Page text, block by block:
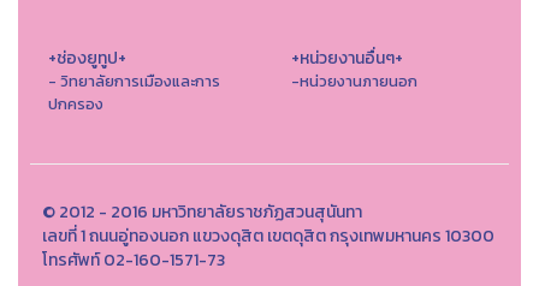
+ช่องยูทูป+
- วิทยาลัยการเมืองและการ
ปกครอง
+หน่วยงานอื่นๆ+
-หน่วยงานภายนอก
© 2012 - 2016 มหาวิทยาลัยราชภัฏสวนสุนันทา
เลขที่ 1 ถนนอู่ทองนอก แขวงดุสิต เขตดุสิต กรุงเทพมหานคร 10300
โทรศัพท์ 02-160-1571-73